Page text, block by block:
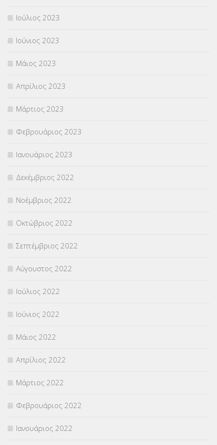
Ιούλιος 2023
Ιούνιος 2023
Μάιος 2023
Απρίλιος 2023
Μάρτιος 2023
Φεβρουάριος 2023
Ιανουάριος 2023
Δεκέμβριος 2022
Νοέμβριος 2022
Οκτώβριος 2022
Σεπτέμβριος 2022
Αύγουστος 2022
Ιούλιος 2022
Ιούνιος 2022
Μάιος 2022
Απρίλιος 2022
Μάρτιος 2022
Φεβρουάριος 2022
Ιανουάριος 2022